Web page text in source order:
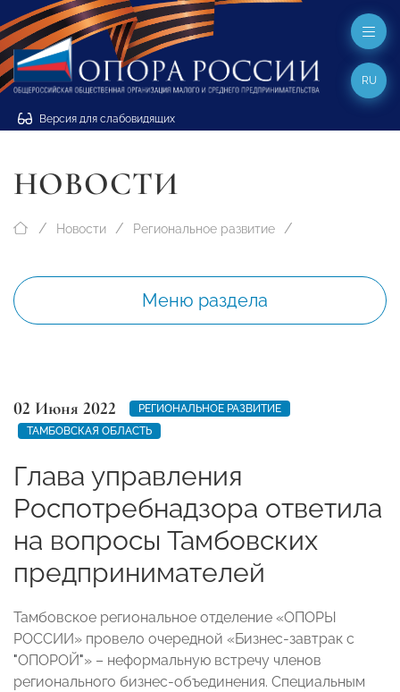
Версия для слабовидящих
RU
НОВОСТИ
Новости Региональное развитие
Меню раздела
02 Июня 2022
РЕГИОНАЛЬНОЕ РАЗВИТИЕ
ТАМБОВСКАЯ ОБЛАСТЬ
Глава управления
Роспотребнадзора ответила
на вопросы Тамбовских
предпринимателей
Тамбовское региональное отделение «ОПОРЫ
РОССИИ» провело очередной «Бизнес-завтрак с
"ОПОРОЙ"» – неформальную встречу членов
регионального бизнес-объединения. Специальным